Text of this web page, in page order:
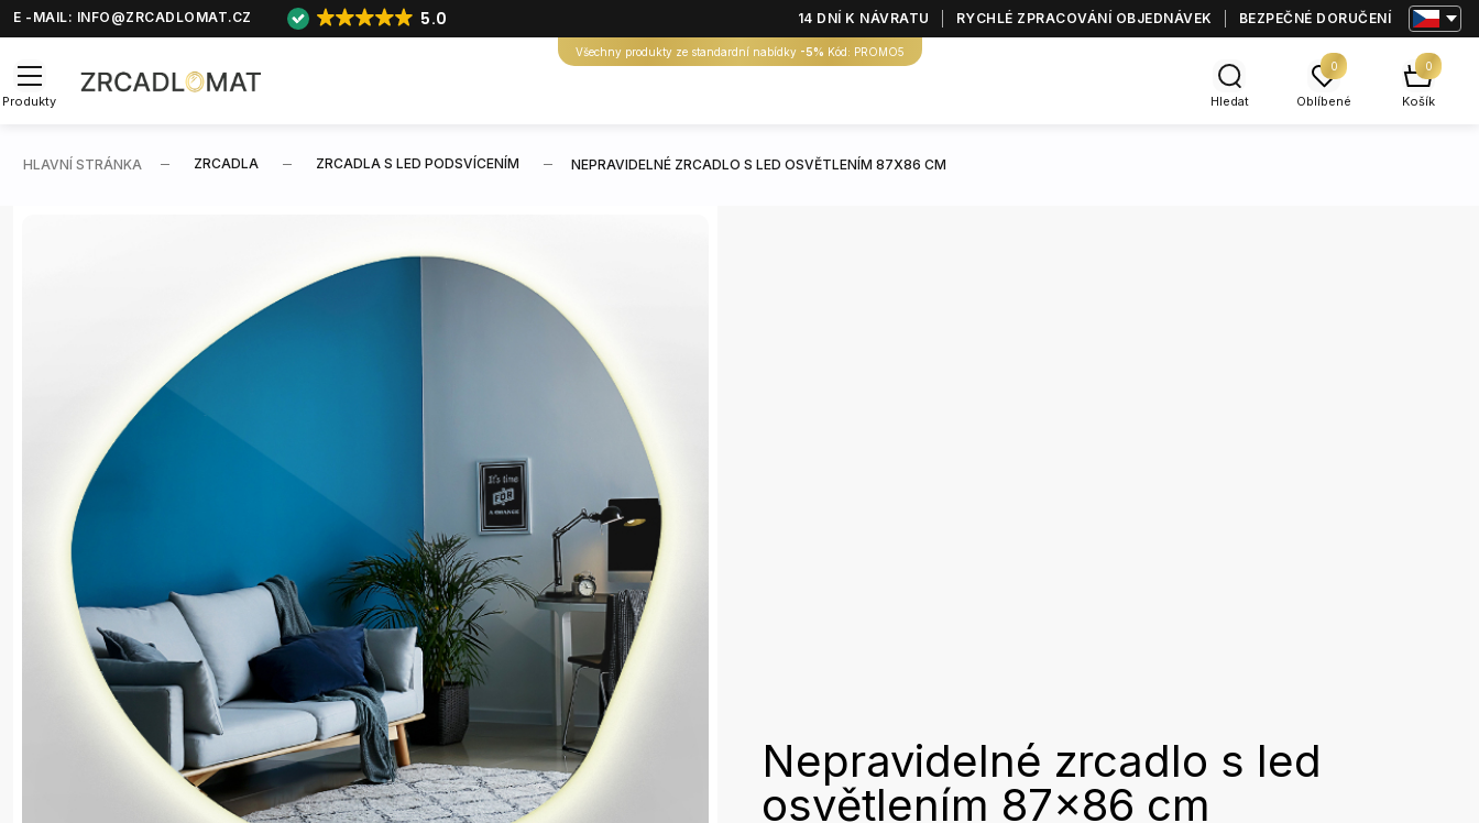
E -MAIL: INFO@ZRCADLOMAT.CZ 5.0 14 DNÍ K NÁVRATU RYCHLÉ ZPRACOVÁNÍ OBJEDNÁVEK BEZPEČNÉ DORUČENÍ
Všechny produkty ze standardní nabídky -5% Kód: PROMO5
Produkty Hledat
0
Oblíbené
0
Košík
HLAVNÍ STRÁNKA ZRCADLA ZRCADLA S LED PODSVÍCENÍM NEPRAVIDELNÉ ZRCADLO S LED OSVĚTLENÍM 87X86 CM
Nepravidelné zrcadlo s led
osvětlením 87x86 cm